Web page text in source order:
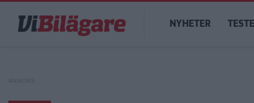
huvudinnehåll
Main
navigation
NYHETER